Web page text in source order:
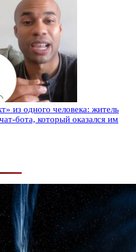
из одного человека: житель
бота, который оказался им